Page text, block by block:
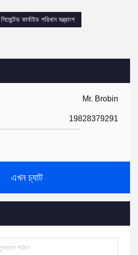
Mr. Brobin
19828379291
এখন চ্যাট
সিমেন্টেড কার্বাইড পরিধান যন্ত্রাংশ